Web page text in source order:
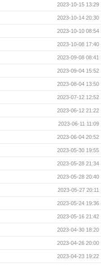
2023-10-15 13:29
2023-10-14 20:30
2023-10-10 08:54
2023-10-08 17:40
2023-09-08 08:41
2023-09-04 15:52
2023-08-04 13:50
2023-07-12 12:52
2023-06-12 21:22
2023-06-11 11:09
2023-06-04 20:52
2023-05-30 19:55
2023-05-28 21:34
2023-05-28 20:40
2023-05-27 20:11
2023-05-24 19:36
2023-05-16 21:42
2023-04-30 18:20
2023-04-26 20:00
2023-04-23 19:22